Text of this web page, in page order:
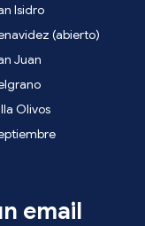
Isidro
(abierto)
Juan
Olivos
email